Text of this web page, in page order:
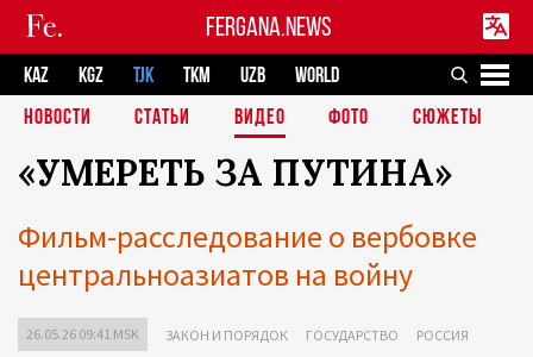
FERGANA.NEWS
KAZ KGZ TJK TKM UZB
WORLD
НОВОСТИ
СТАТЬИ ВИДЕО ФОТО СЮЖЕТЫ
«УМЕРЕТЬ ЗА ПУТИНА»
Фильм-расследование о вербовке
центральноазиатов на войну
26.05.26 09:41 MSK ЗАКОН И ПОРЯДОК ГОСУДАРСТВО РОССИЯ